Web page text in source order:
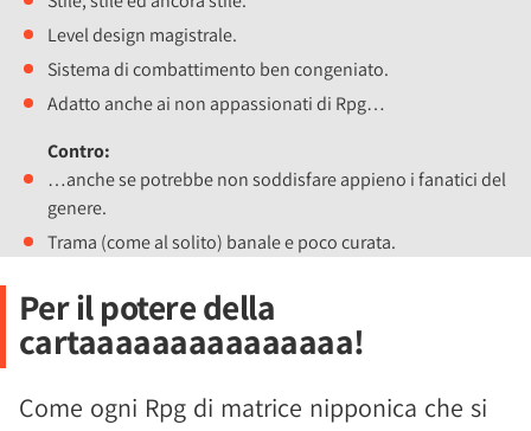
Level design magistrale.
Sistema di combattimento ben congeniato.
Adatto anche ai non appassionati di Rpg…
Contro:
…anche se potrebbe non soddisfare appieno i fanatici del
genere.
Trama (come al solito) banale e poco curata.
Per il potere della
cartaaaaaaaaaaaaaaa!
Come ogni Rpg di matrice nipponica che si